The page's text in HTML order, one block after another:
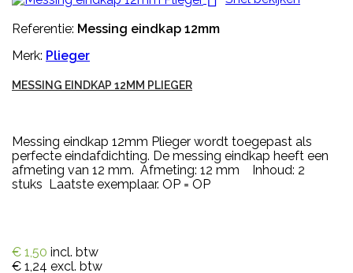
Referentie: Messing eindkap 12mm
Merk: Plieger
MESSING EINDKAP 12MM PLIEGER
Messing eindkap 12mm Plieger wordt toegepast als
perfecte eindafdichting. De messing eindkap heeft een
afmeting van 12 mm. Afmeting: 12 mm Inhoud: 2
stuks Laatste exemplaar. OP = OP
€ 1,50 incl. btw
€ 1,24 excl. btw